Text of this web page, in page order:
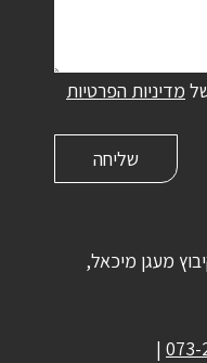
מדיניות הפרטיות
מעגן מיכאל,
073-
|